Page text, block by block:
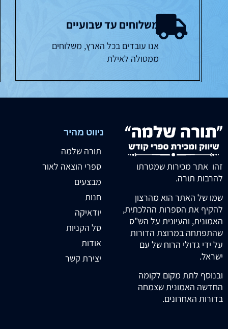
משלוחים עד שבועיים
אנו עובדים בכל הארץ, משלוחים
ממטולה לאילת
זהו אתר מכירות שמטרתו
להרבות תורה.
שמו של האתר הוא מהרצון
להקיף את הספרות ההלכתית,
האמונית, והעיונית על הש"ס
שהתפתחה במרוצת הדורות
על ידי גדולי הרוח של עם
ישראל.
ובנוסף לתת מקום לקומה
החדשה האמונית שצמחה
בדורות האחרונים.
ניווט מהיר
תורה שלמה
ספרי הוצאה לאור
מבצעים
חנות
יודאיקה
סל הקניות
אודות
יצירת קשר